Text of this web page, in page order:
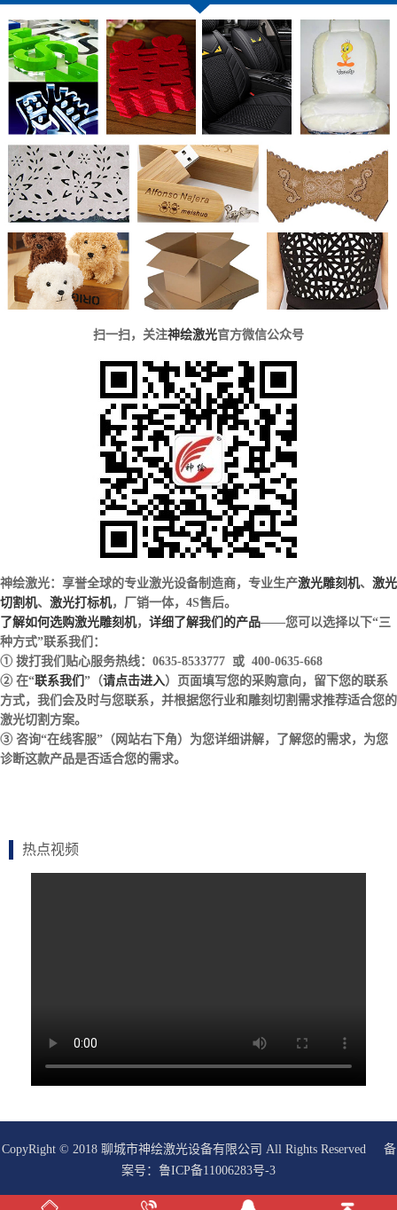
扫一扫，关注神绘激光官方微信公众号
神绘激光：享誉全球的专业激光设备制造商，专业生产激光雕刻机、 激光
切割机、 激光打标机，厂销一体，4S售后。
了解如何选购激光雕刻机， 详细了解我们的产品——您可以选择以下“三
种方式”联系我们：
① 拨打我们贴心服务热线：0635-8533777 或 400-0635-668
② 在“联系我们 ”（请点击进入）页面填写您的采购意向，留下您的联系
方式，我们会及时与您联系，并根据您行业和雕刻切割需求推荐适合您的
激光切割方案。
③ 咨询“在线客服”（网站右下角）为您详细讲解，了解您的需求，为您
诊断这款产品是否适合您的需求。
热点视频
CopyRight © 2018 聊城市神绘激光设备有限公司 All Rights Reserved 备
案号： 鲁ICP备11006283号-3